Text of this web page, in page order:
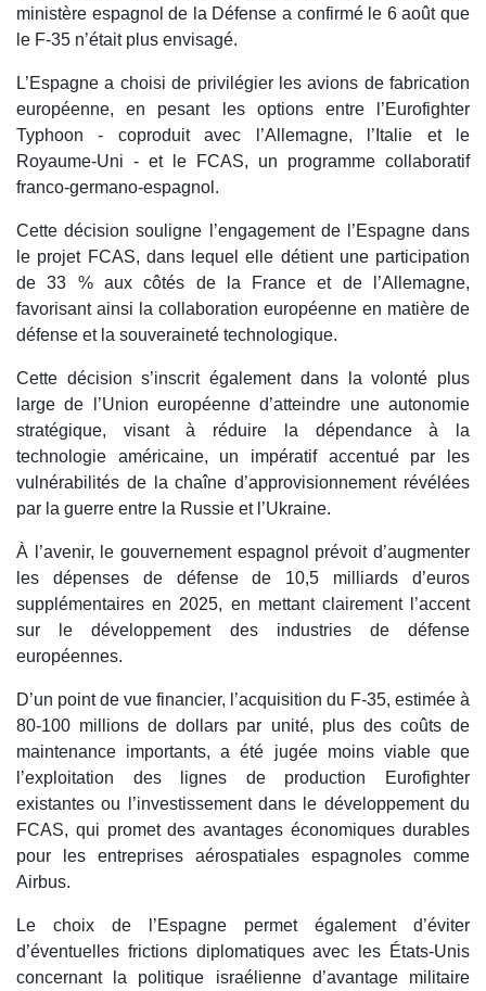
ministère espagnol de la Défense a confirmé le 6 août que
le F-35 n’était plus envisagé.
L’Espagne a choisi de privilégier les avions de fabrication
européenne, en pesant les options entre l’Eurofighter
Typhoon - coproduit avec l’Allemagne, l’Italie et le
Royaume-Uni - et le FCAS, un programme collaboratif
franco-germano-espagnol.
Cette décision souligne l’engagement de l’Espagne dans
le projet FCAS, dans lequel elle détient une participation
de 33 % aux côtés de la France et de l’Allemagne,
favorisant ainsi la collaboration européenne en matière de
défense et la souveraineté technologique.
Cette décision s’inscrit également dans la volonté plus
large de l’Union européenne d’atteindre une autonomie
stratégique, visant à réduire la dépendance à la
technologie américaine, un impératif accentué par les
vulnérabilités de la chaîne d’approvisionnement révélées
par la guerre entre la Russie et l’Ukraine.
À l’avenir, le gouvernement espagnol prévoit d’augmenter
les dépenses de défense de 10,5 milliards d’euros
supplémentaires en 2025, en mettant clairement l’accent
sur le développement des industries de défense
européennes.
D’un point de vue financier, l’acquisition du F-35, estimée à
80-100 millions de dollars par unité, plus des coûts de
maintenance importants, a été jugée moins viable que
l’exploitation des lignes de production Eurofighter
existantes ou l’investissement dans le développement du
FCAS, qui promet des avantages économiques durables
pour les entreprises aérospatiales espagnoles comme
Airbus.
Le choix de l’Espagne permet également d’éviter
d’éventuelles frictions diplomatiques avec les États-Unis
concernant la politique israélienne d’avantage militaire